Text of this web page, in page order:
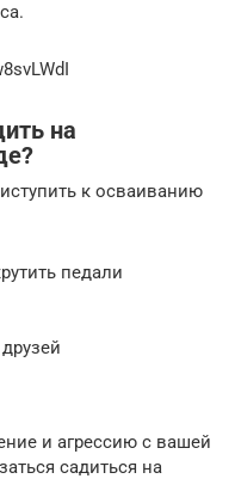
на
к осваиванию
педали
и агрессию с вашей
садиться на